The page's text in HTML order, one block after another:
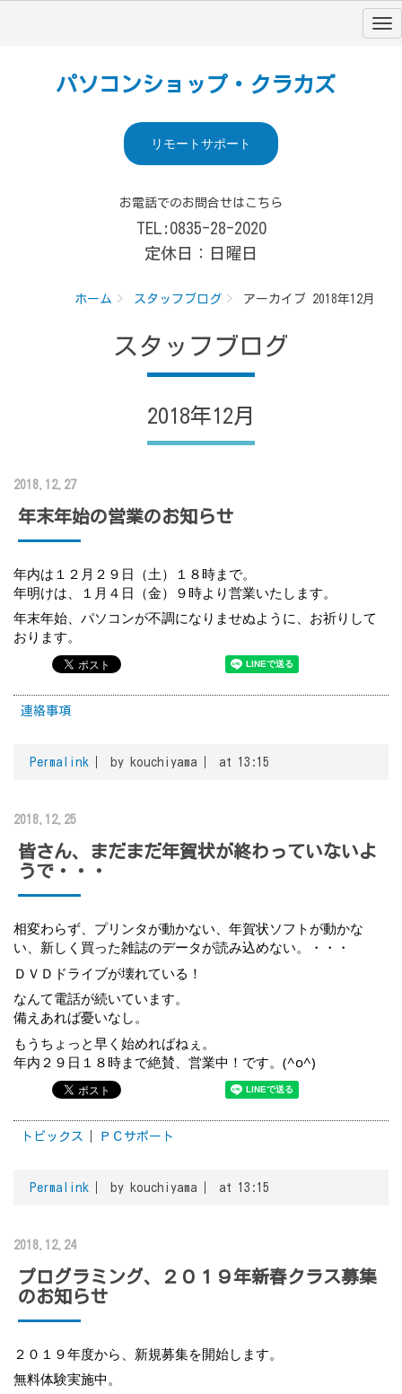
パソコンショップ・クラカズ
リモートサポート
お電話でのお問合せはこちら
TEL:0835-28-2020
定休日：日曜日
ホーム スタッフブログ アーカイブ 2018年12月
スタッフブログ
2018年12月
2018.12.27
年末年始の営業のお知らせ
年内は１２月２９日（土）１８時まで。
年明けは、１月４日（金）９時より営業いたします。
年末年始、パソコンが不調になりませぬように、お祈りして
おります。
連絡事項
Permalink by kouchiyama at 13:15
2018.12.25
皆さん、まだまだ年賀状が終わっていないよ
うで・・・
相変わらず、プリンタが動かない、年賀状ソフトが動かな
い、新しく買った雑誌のデータが読み込めない。・・・
ＤＶＤドライブが壊れている！
なんて電話が続いています。
備えあれば憂いなし。
もうちょっと早く始めればねぇ。
年内２９日１８時まで絶賛、営業中！です。(^o^)
トピックス ＰＣサポート
Permalink by kouchiyama at 13:15
2018.12.24
プログラミング、２０１９年新春クラス募集
のお知らせ
２０１９年度から、新規募集を開始します。
無料体験実施中。